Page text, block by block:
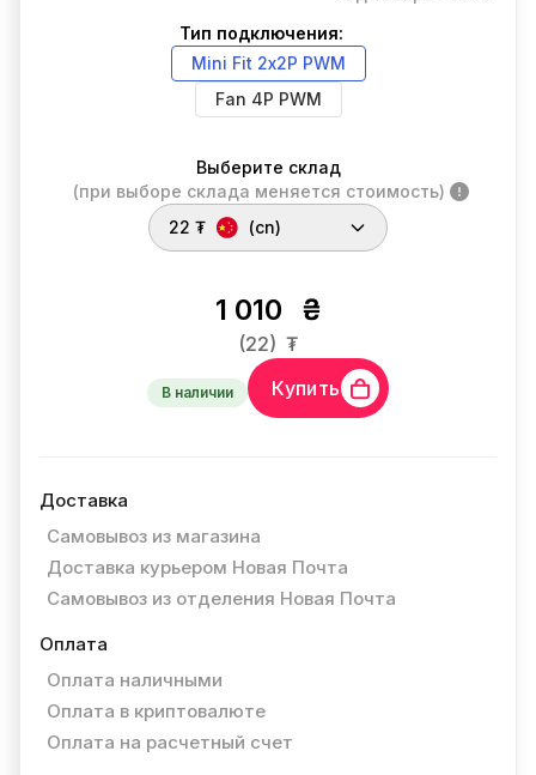
Тип подключения:
Mini Fit 2х2P PWM
Fan 4P PWM
Выберите склад
(при выборе склада меняется стоимость)
22 ₮
(cn)
1 010 ₴
(22) ₮
В наличии Купить
Доставка
Самовывоз из магазина
Доставка курьером Новая Почта
Самовывоз из отделения Новая Почта
Оплата
Оплата наличными
Оплата в криптовалюте
Оплата на расчетный счет